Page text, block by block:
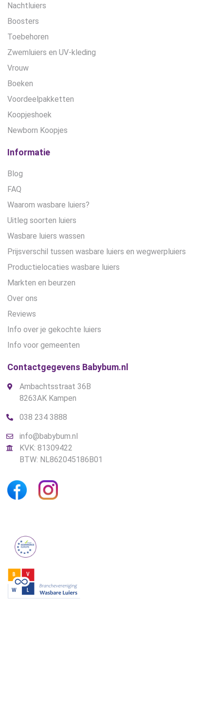
Nachtluiers
Boosters
Toebehoren
Zwemluiers en UV-kleding
Vrouw
Boeken
Voordeelpakketten
Koopjeshoek
Newborn Koopjes
Informatie
Blog
FAQ
Waarom wasbare luiers?
Uitleg soorten luiers
Wasbare luiers wassen
Prijsverschil tussen wasbare luiers en wegwerpluiers
Productielocaties wasbare luiers
Markten en beurzen
Over ons
Reviews
Info over je gekochte luiers
Info voor gemeenten
Contactgegevens Babybum.nl
Ambachtsstraat 36B
8263AK Kampen
038 234 3888
info@babybum.nl
KVK: 81309422
BTW: NL862045186B01